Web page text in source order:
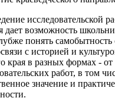
исследовательской
дает возможность
понять
с историей и
края в разных формах -
работ, в том
значение и